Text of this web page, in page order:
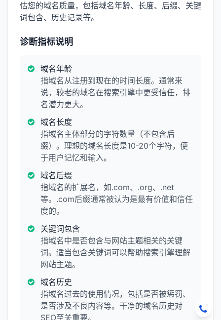
估您的域名质量，包括域名年龄、长度、后缀、关键
词包含、历史记录等。
诊断指标说明
域名年龄
指域名从注册到现在的时间长度。通常来
说，较老的域名在搜索引擎中更受信任，排
名潜力更大。
域名长度
指域名主体部分的字符数量（不包含后
缀）。理想的域名长度是10-20个字符，便
于用户记忆和输入。
域名后缀
指域名的扩展名，如.com、.org、.net
等。.com后缀通常被认为是最有价值和信任
度的。
关键词包含
指域名中是否包含与网站主题相关的关键
词。适当包含关键词可以帮助搜索引擎理解
网站主题。
域名历史
指域名过去的使用情况，包括是否被惩罚、
是否涉及不良内容等。干净的域名历史对
SEO至关重要。